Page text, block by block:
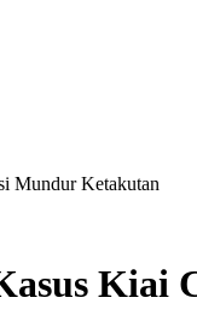
Mundur Ketakutan